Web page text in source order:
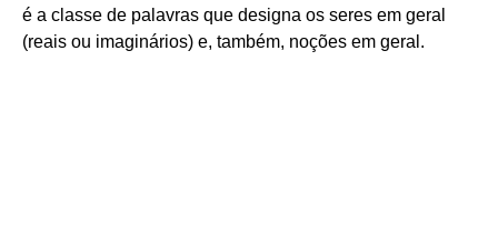
é a classe de palavras que designa os seres em geral
(reais ou imaginários) e, também, noções em geral.